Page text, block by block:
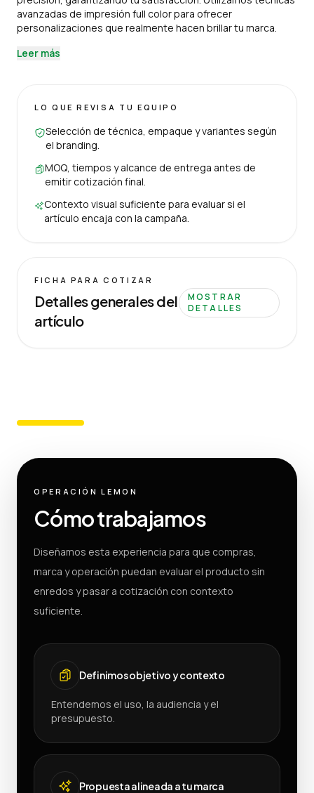
avanzadas de impresión full color para ofrecer
personalizaciones que realmente hacen brillar tu marca.
Leer más
LO QUE REVISA TU EQUIPO
Selección de técnica, empaque y variantes según
el branding.
MOQ, tiempos y alcance de entrega antes de
emitir cotización final.
Contexto visual suficiente para evaluar si el
artículo encaja con la campaña.
FICHA PARA COTIZAR
Detalles generales del
artículo
MOSTRAR
DETALLES
OPERACIÓN LEMON
Cómo trabajamos
Diseñamos esta experiencia para que compras,
marca y operación puedan evaluar el producto sin
enredos y pasar a cotización con contexto
suficiente.
Definimos objetivo y contexto
Entendemos el uso, la audiencia y el
presupuesto.
Propuesta alineada a tu marca